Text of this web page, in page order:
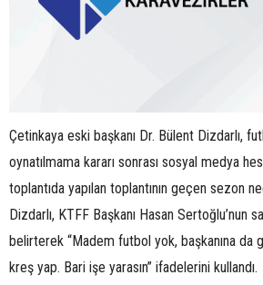
Çetinkaya eski başkanı Dr. Bülent Dizdarlı,
oynatılmama kararı sonrası sosyal medya
toplantıda yapılan toplantının geçen sezon
Dizdarlı, KTFF Başkanı Hasan Sertoğlu’nun
belirterek “Madem futbol yok, başkanına da
kreş yap. Bari işe yarasın” ifadelerini kullandı.